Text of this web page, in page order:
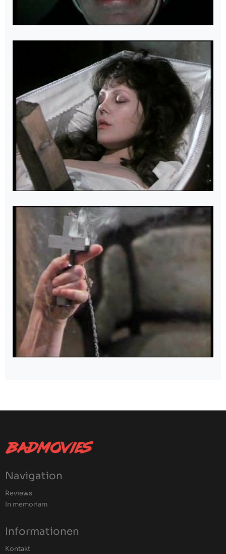
Navigation
Reviews
In memoriam
Informationen
Kontakt